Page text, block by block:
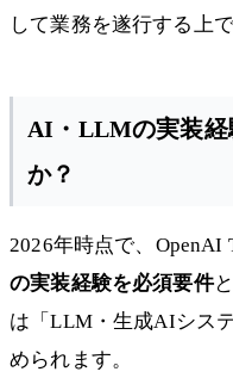
して業務を遂行する上
AI・LLMの実装経
か？
2026年時点で、OpenAI
の実装経験を必須要件
は「LLM・生成AIシス
められます。